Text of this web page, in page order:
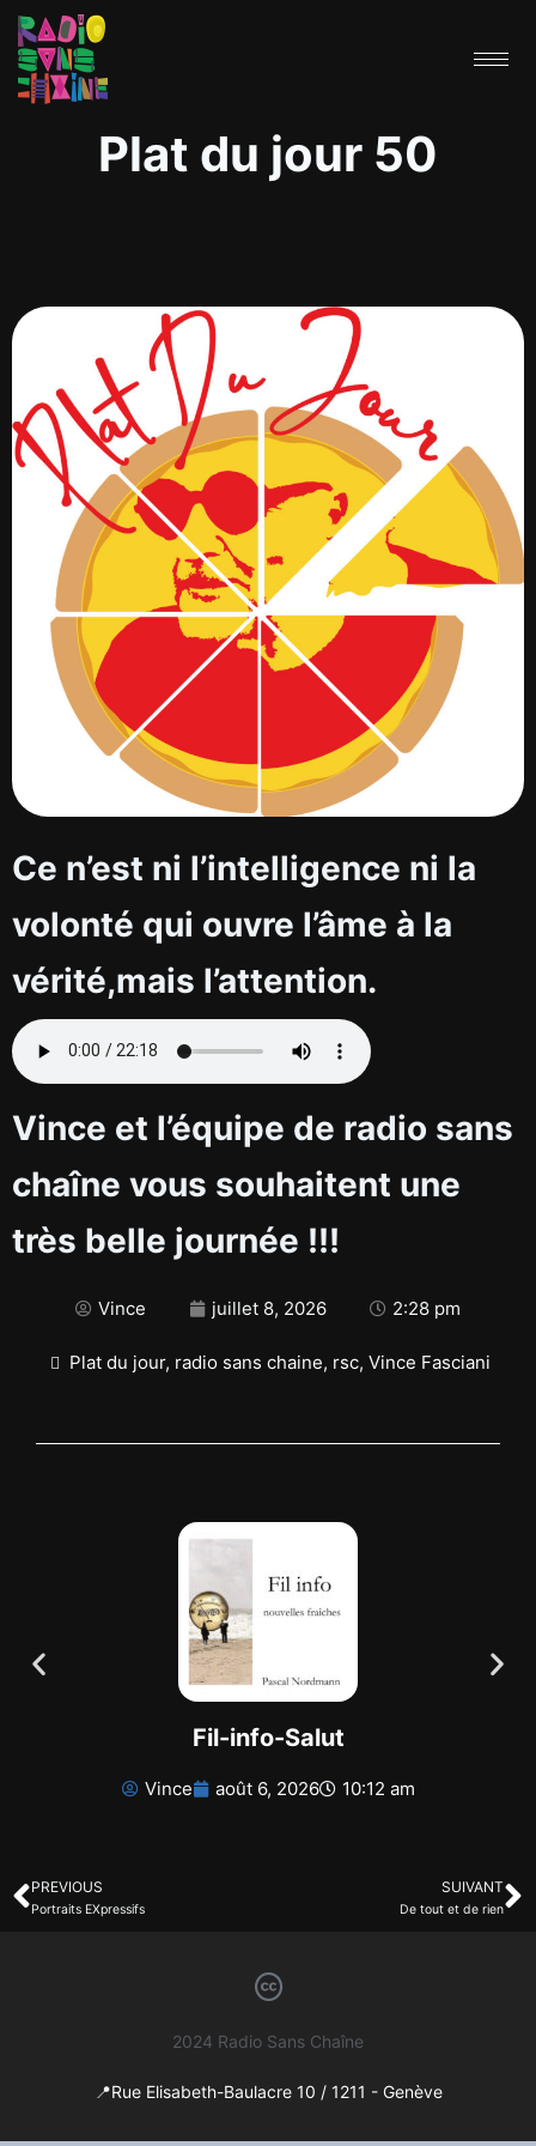
Plat du jour 50
Ce n’est ni l’intelligence ni la
volonté qui ouvre l’âme à la
vérité,mais l’attention.
Vince et l’équipe de radio sans
chaîne vous souhaitent une
très belle journée !!!
Vince juillet 8, 2026 2:28 pm
Plat du jour, radio sans chaine, rsc, Vince Fasciani
Fil-info-Salut
Vince août 6, 2026 10:12 am
PREVIOUS
Portraits EXpressifs
SUIVANT
De tout et de rien
2024 Radio Sans Chaîne
📍Rue Elisabeth-Baulacre 10 / 1211 - Genève